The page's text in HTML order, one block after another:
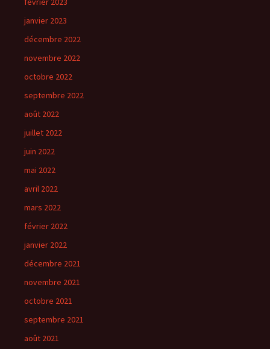
janvier 2023
décembre 2022
novembre 2022
octobre 2022
septembre 2022
août 2022
juillet 2022
juin 2022
mai 2022
avril 2022
mars 2022
février 2022
janvier 2022
décembre 2021
novembre 2021
octobre 2021
septembre 2021
août 2021